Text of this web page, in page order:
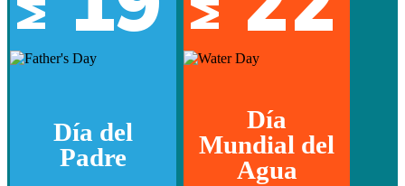
Día del
Padre
Día
Mundial del
Agua